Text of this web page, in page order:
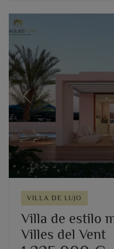
Previous
VILLA DE LUJO
Villa de estilo
Villes del Vent